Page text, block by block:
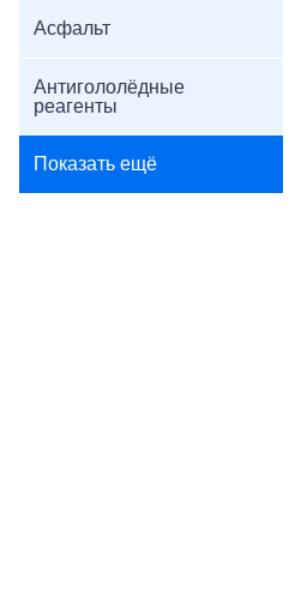
Асфальт
Антигололёдные
реагенты
Показать ещё